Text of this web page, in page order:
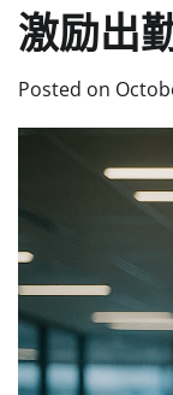
激励出
Posted on